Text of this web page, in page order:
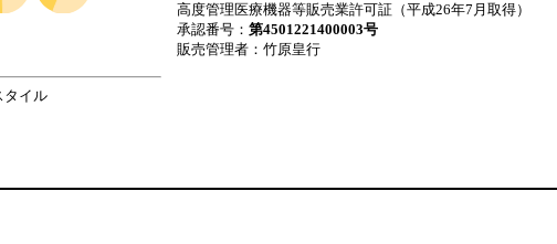
イル
高度管理医療機器等販売業許可証（平成26年7月取得）
承認番号： 第4501221400003号
販売管理者：竹原皇行